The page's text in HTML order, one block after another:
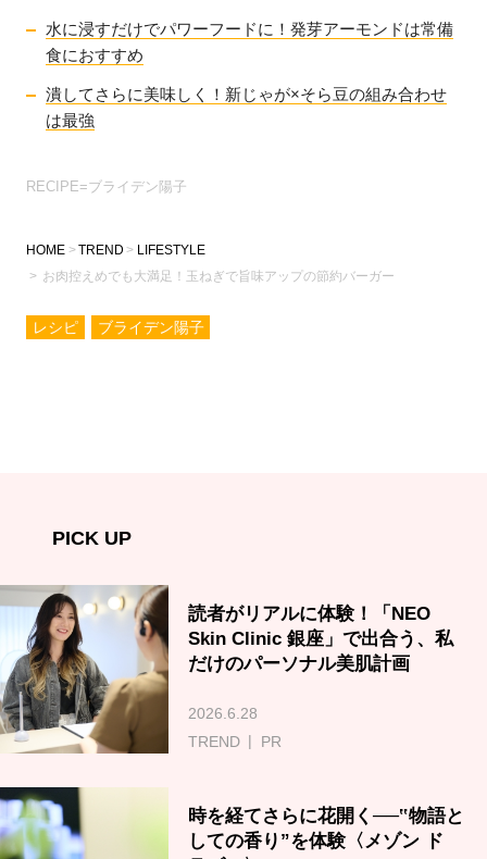
水に浸すだけでパワーフードに！発芽アーモンドは常備
食におすすめ
潰してさらに美味しく！新じゃが×そら豆の組み合わせ
は最強
RECIPE=ブライデン陽子
HOME TREND
LIFESTYLE
お肉控えめでも大満足！玉ねぎで旨味アップの節約バーガー
レシピ ブライデン陽子
PICK UP
読者がリアルに体験！「NEO
Skin Clinic 銀座」で出合う、私
だけのパーソナル美肌計画
2026.6.28
TREND
PR
時を経てさらに花開く──‟物語と
しての香り”を体験〈メゾン ド